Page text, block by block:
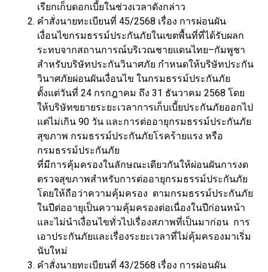
เรียกเก็บดอกเบี้ยในช่วงเวลาดังกล่าว
คำสั่งนายทะเบียนที่ 45/2568 เรื่อง การผ่อนผัน
เงื่อนไขกรมธรรม์ประกันภัยในเขตพื้นที่ที่ได้รับผลก
ระทบจากสถานการณ์บริเวณชายแดนไทย–กัมพูชา
สำหรับบริษัทประกันวินาศภัย กำหนดให้บริษัทประกัน
วินาศภัยผ่อนผันเงื่อนไข ในกรมธรรม์ประกันภัย
ตั้งแต่วันที่ 24 กรกฎาคม ถึง 31 ธันวาคม 2568 โดย
ให้บริษัทขยายระยะเวลาการเก็บเบี้ยประกันภัยออกไป
แต่ไม่เกิน 90 วัน และการต่ออายุกรมธรรม์ประกันภัย
สุขภาพ กรมธรรม์ประกันภัยโรคร้ายแรง หรือ
กรมธรรม์ประกันภัย
ที่มีการคุ้มครองในลักษณะเดียวกันให้ผ่อนผันการงด
ตรวจสุขภาพสำหรับการต่ออายุกรมธรรม์ประกันภัย
โดยให้ถือว่าความคุ้มครอง ตามกรมธรรม์ประกันภัย
ในปีต่ออายุเป็นความคุ้มครองต่อเนื่องในปีก่อนหน้า
และไม่นำเงื่อนไขทั่วไปเรื่องสภาพที่เป็นมาก่อน การ
เอาประกันภัยและเรื่องระยะเวลาที่ไม่คุ้มครองมาเริ่ม
นับใหม่
คำสั่งนายทะเบียนที่ 43/2568 เรื่อง การผ่อนผัน